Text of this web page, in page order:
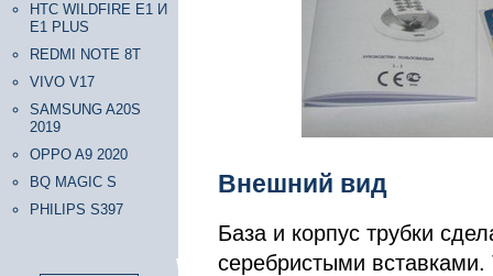
HTC WILDFIRE E1 И
E1 PLUS
REDMI NOTE 8T
VIVO V17
SAMSUNG A20S
2019
OPPO A9 2020
BQ MAGIC S
PHILIPS S397
Внешний вид
База и корпус трубки
серебристыми